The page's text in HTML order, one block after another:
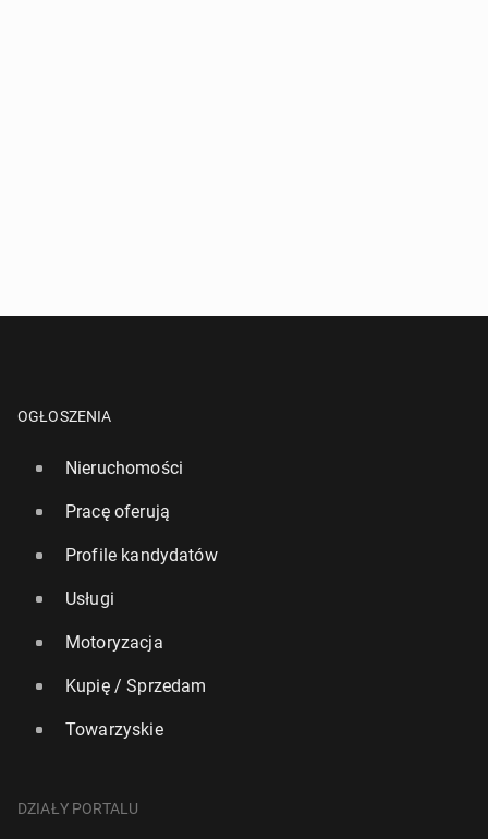
OGŁOSZENIA
Nieruchomości
Pracę oferują
Profile kandydatów
Usługi
Motoryzacja
Kupię / Sprzedam
Towarzyskie
DZIAŁY PORTALU